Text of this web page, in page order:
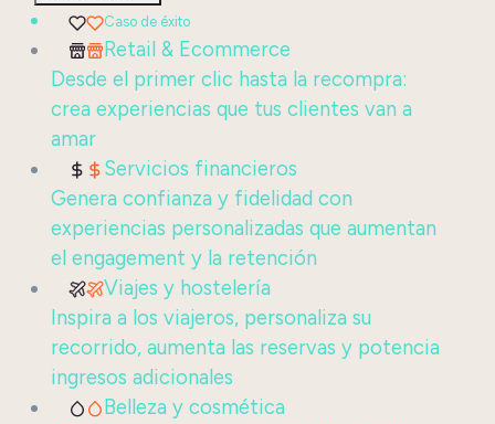
Caso de éxito
Retail & Ecommerce
Desde el primer clic hasta la recompra:
crea experiencias que tus clientes van a
amar
Servicios financieros
Genera confianza y fidelidad con
experiencias personalizadas que aumentan
el engagement y la retención
Viajes y hostelería
Inspira a los viajeros, personaliza su
recorrido, aumenta las reservas y potencia
ingresos adicionales
Belleza y cosmética